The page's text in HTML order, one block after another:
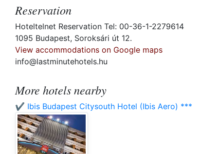
Reservation
Hoteltelnet Reservation Tel: 00-36-1-2279614
1095 Budapest, Soroksári út 12.
View accommodations on Google maps
info@lastminutehotels.hu
More hotels nearby
✔️ Ibis Budapest Citysouth Hotel (Ibis Aero) ***